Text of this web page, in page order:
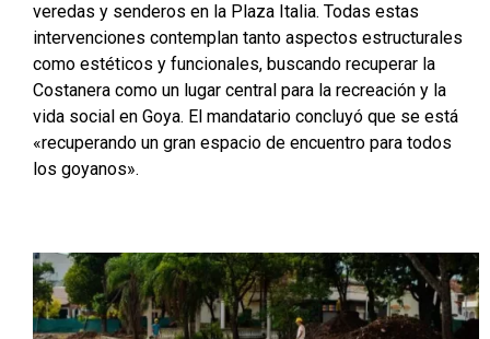
veredas y senderos en la Plaza Italia. Todas estas
intervenciones contemplan tanto aspectos estructurales
como estéticos y funcionales, buscando recuperar la
Costanera como un lugar central para la recreación y la
vida social en Goya. El mandatario concluyó que se está
«recuperando un gran espacio de encuentro para todos
los goyanos».